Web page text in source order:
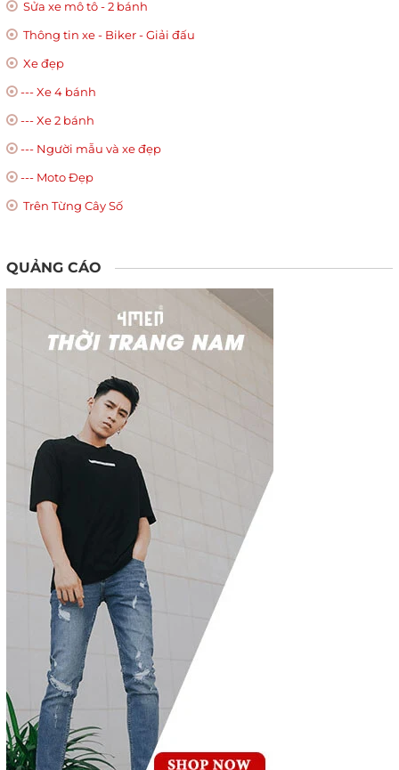
Sửa xe mô tô - 2 bánh
Thông tin xe - Biker - Giải đấu
Xe đẹp
--- Xe 4 bánh
--- Xe 2 bánh
--- Người mẫu và xe đẹp
--- Moto Đẹp
Trên Từng Cây Số
QUẢNG CÁO